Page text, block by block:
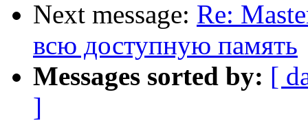
Next message: Re:
всю доступную память
Messages sorted by: [
]